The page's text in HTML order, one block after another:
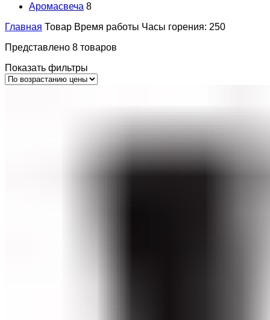
Аромасвеча 8
Главная Товар Время работы Часы горения: 250
Представлено 8 товаров
Показать фильтры